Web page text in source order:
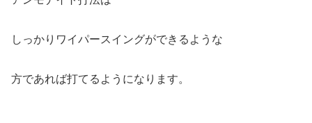
しっかりワイパースイングができるような
方であれば打てるようになります。